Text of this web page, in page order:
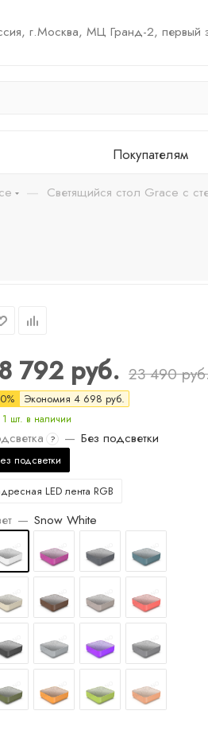
г.Москва, МЦ Гранд-2, первый
Покупателям
— Светящийся стол Grace с
792 руб. 23 490
% Экономия 4 698 руб.
1 шт. в наличии
? — Без подсветки
подсветки
LED лента RGB
— Snow White